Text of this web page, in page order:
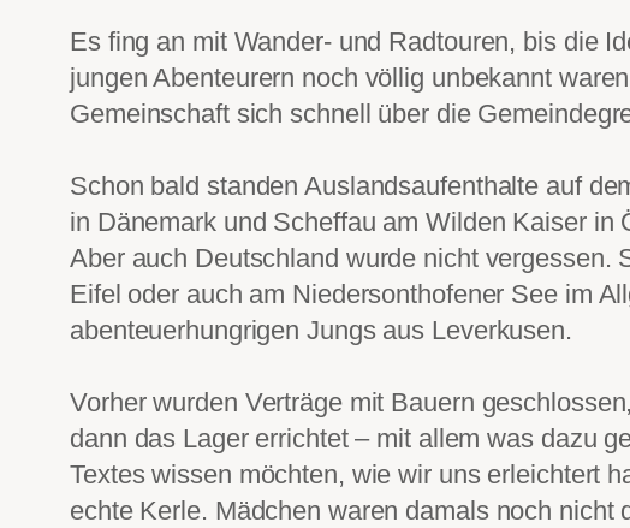
Es fing an mit Wander- und Radtouren, bis die
jungen Abenteurern noch völlig unbekannt
Gemeinschaft sich schnell über die
Schon bald standen Auslandsaufenthalte auf
in Dänemark und Scheffau am Wilden Kaiser
Aber auch Deutschland wurde nicht vergessen.
Eifel oder auch am Niedersonthofener See im
abenteuerhungrigen Jungs aus Leverkusen.
Vorher wurden Verträge mit Bauern
dann das Lager errichtet – mit allem was dazu
Textes wissen möchten, wie wir uns erleichtert
echte Kerle. Mädchen waren damals noch nicht